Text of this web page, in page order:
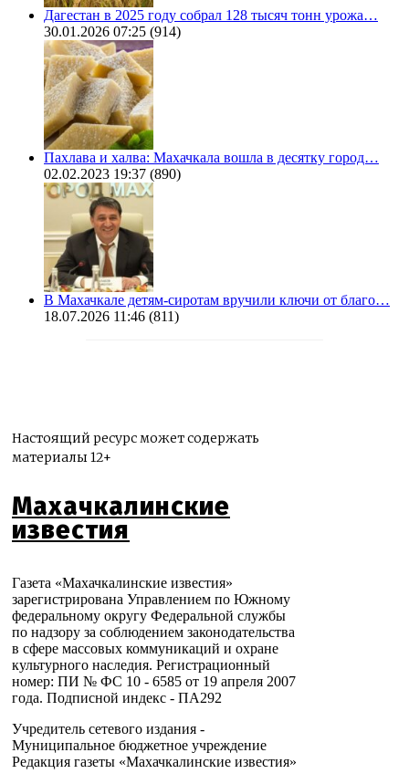
Дагестан в 2025 году собрал 128 тысяч тонн урожа…
30.01.2026 07:25 (914)
Пахлава и халва: Махачкала вошла в десятку город…
02.02.2023 19:37 (890)
В Махачкале детям-сиротам вручили ключи от благо…
18.07.2026 11:46 (811)
Настоящий ресурс может содержать
материалы 12+
Махачкалинские
известия
Газета «Махачкалинские известия»
зарегистрирована Управлением по Южному
федеральному округу Федеральной службы
по надзору за соблюдением законодательства
в сфере массовых коммуникаций и охране
культурного наследия. Регистрационный
номер: ПИ № ФС 10 - 6585 от 19 апреля 2007
года. Подписной индекс - ПА292
Учредитель сетевого издания -
Муниципальное бюджетное учреждение
Редакция газеты «Махачкалинские известия»